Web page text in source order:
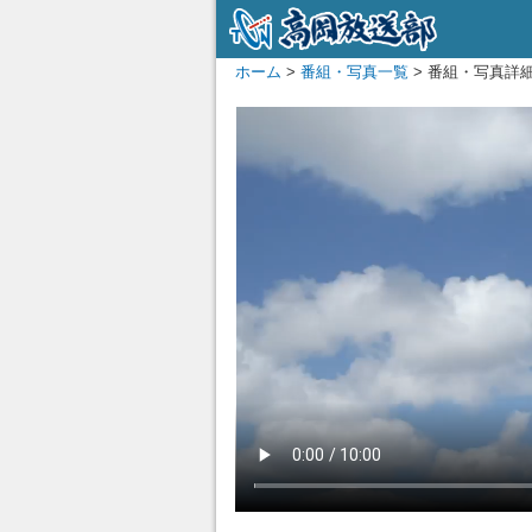
ホーム > 番組・写真一覧 > 番組・写真詳